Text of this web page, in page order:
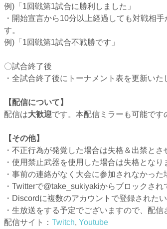
例)「1回戦第1試合に勝利しました」
・開始宣言から10分以上経過しても対戦相
す。
例)「1回戦第1試合不戦勝です」
〇試合終了後
・全試合終了後にトーナメント表を更新いた
【配信について】
配信は大歓迎です。本配信ミラーも可能です
【その他】
・不正行為が発覚した場合は失格＆出禁とさ
・使用禁止武器を使用した場合は失格となり
・事前の連絡がなく大会に参加されなかっ
・Twitterで@take_sukiyakiからブロックさ
・Discordに複数のアカウントで登録された
・生放送をする予定でございますので、配
配信サイト： Twitch, Youtube